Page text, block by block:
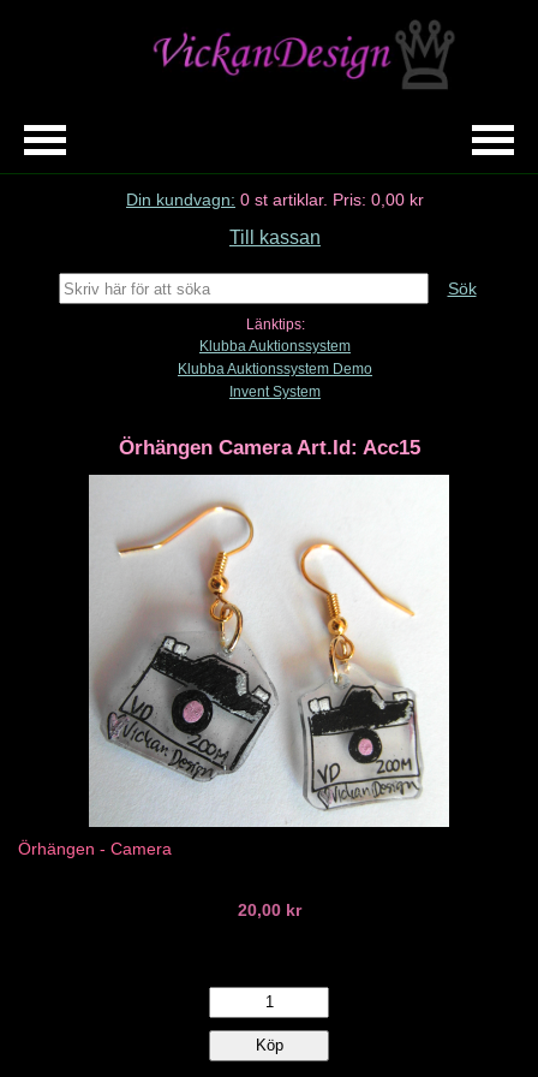
Din kundvagn: 0 st artiklar. Pris: 0,00 kr
Till kassan
Sök
Länktips:
Klubba Auktionssystem
Klubba Auktionssystem Demo
Invent System
Örhängen Camera Art.Id: Acc15
Örhängen - Camera
20,00 kr